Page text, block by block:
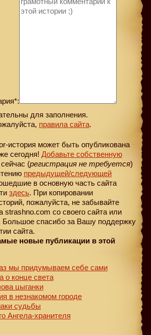
для заполнения.
правила сайта.
история может быть опубликована
сегодня! Добавьте собственную
(регистрация не требуется)
предыдущей/следующей
в основную часть сайта
здесь. При копировании
пожалуйста, не забывайте
strashno.com со своего сайта или
Большое спасибо за Вашу поддержку
сайта.
новые публикации в этой
мы придумываем себе сами
о конце света
цыганки
в незнакомом городе
судьбы
Ангела-хранителя